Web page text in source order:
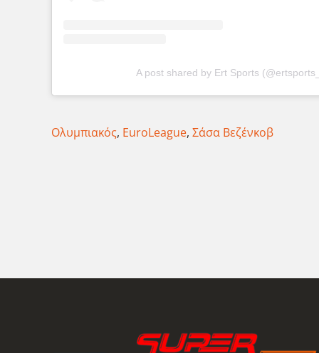
A post shared by Ert Sports
Ολυμπιακός, EuroLeague, Σάσα Βεζένκοβ